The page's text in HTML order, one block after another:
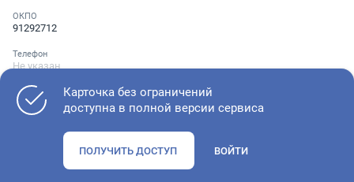
ОКПО
91292712
Телефон
Не указан
Проверьте учредительные документы, адрес регистрации и
Карточка без ограничений
доступна в полной версии сервиса
ПОЛУЧИТЬ ДОСТУП ВОЙТИ